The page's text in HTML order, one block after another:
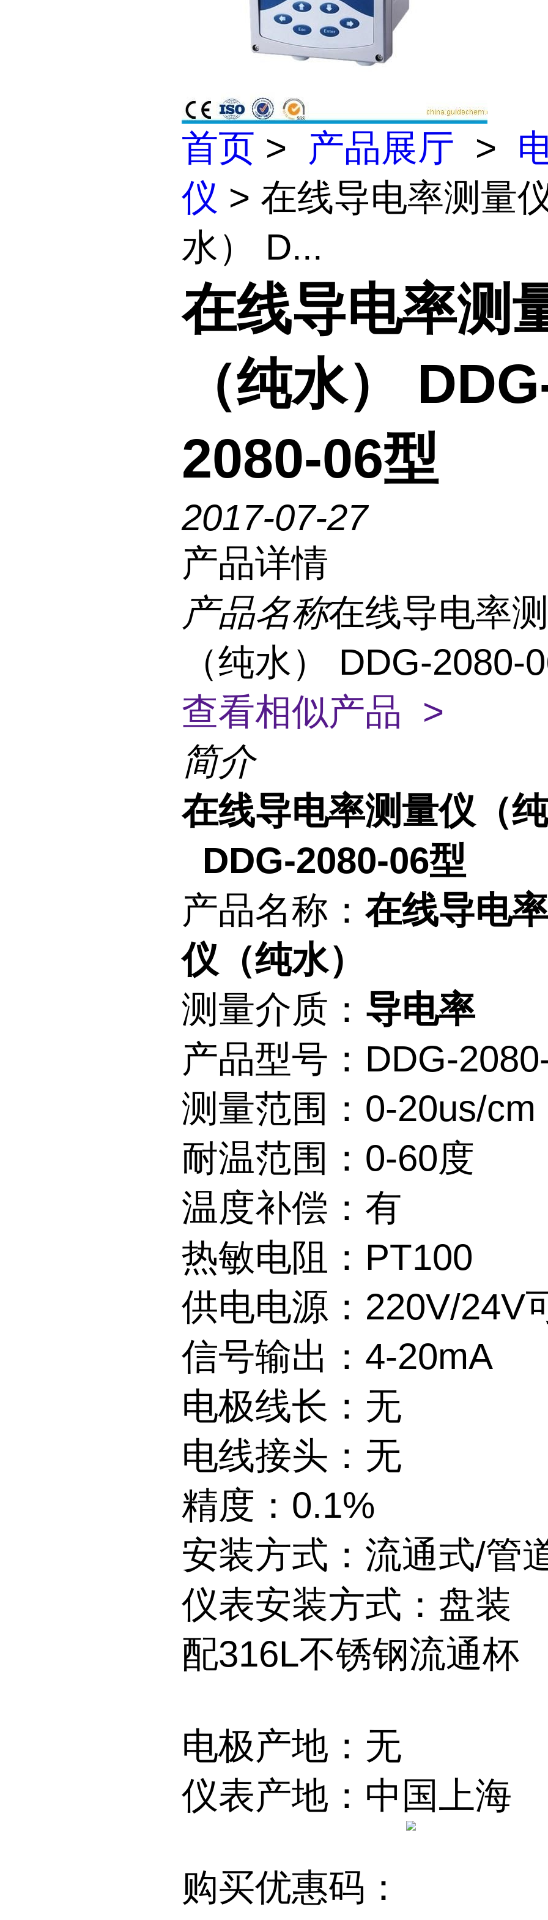
首页 > 产品展厅 >
仪 > 在线导电率测量
水） D...
在线导电率测
（纯水）
2080-06型
2017-07-27
产品详情
产品名称在线导电率
（纯水） DDG-2080-
查看相似产品 >
简介
在线导电率测量仪（
DDG-2080-06型
产品名称：在线导电
仪（纯水）
测量介质： 导电率
产品型号：DDG-
测量范围：0-20us/cm
耐温范围：0-60度
温度补偿：有
热敏电阻：PT100
供电电源：220V/24V
信号输出：4-20mA
电极线长：无
电线接头：无
精度：0.1%
安装方式：流通式/管
仪表安装方式：盘装
配316L不锈钢流通杯
电极产地：无
仪表产地：中国上海
购买优惠码：